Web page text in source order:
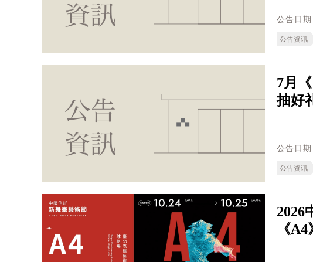
公告日期
公告资讯
7月
抽好
公告日期
公告资讯
2026
《